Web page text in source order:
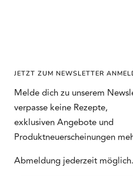
JETZT ZUM NEWSLETTER
Melde dich zu unserem
verpasse keine Rezepte,
exklusiven Angebote und
Produktneuerscheinungen
Abmeldung jederzeit möglich.